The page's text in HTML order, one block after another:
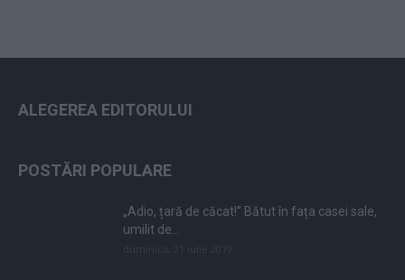
ALEGEREA EDITORULUI
POSTĂRI POPULARE
„Adio, țară de căcat!” Bătut în fața casei sale,
umilit de...